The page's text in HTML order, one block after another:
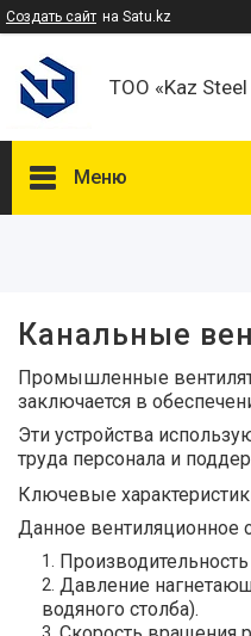
Создать сайт на Satu.kz
ТОО «Kaz
Меню
Да 16
Производитель
Канальные
Промышленные
заключается в
Эти устройства
труда персонала и
Ключевые
Данное вентиляционное
Давление
водяного столба).